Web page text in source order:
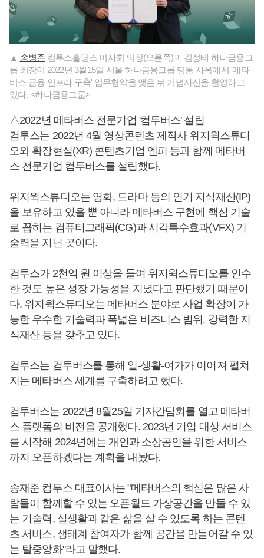
▲ 송병준 컴투스홀딩스 이사회 의장(오른쪽)과 김정태 하나금융그
룹 회장이 2022년 3월15일 서울 하나금융그룹 명동 사옥에서 '메타
버스 금융 인프라 구축' 업무협약을 맺은 뒤 기념사진을 촬영하고
있다. <하나금융그룹>
△2022년 메타버스 전문기업 '컴투버스' 설립
컴투스는 2022년 4월 영상콘텐츠 제작사 위지윅스튜디
오와 확장현실(XR) 콘텐츠기업 엔피 등과 함께 메타버
스 전문기업 컴투버스를 설립했다.
위지윅스튜디오는 영화, 드라마 등의 인기 지식재산(IP)
을 보유하고 있을 뿐 아니라 메타버스 구현에 핵심 기술
로 꼽히는 컴퓨터그래픽(CG)과 시각특수효과(VFX) 기
술력을 지닌 곳이다.
컴투스가 2천억 원 이상을 들여 위지윅스튜디오를 인수
한 것도 높은 성장 가능성을 지녔다고 판단했기 때문이
다. 위지윅스튜디오는 메타버스 분야로 사업 확장이 가
능한 우수한 기술력과 폭넓은 비즈니스 범위, 강력한 지
식재산 등을 갖추고 있다.
컴투스는 컴투버스를 통해 일-생활-여가가 이어져 펼쳐
지는 메타버스 세계를 구축하려고 했다.
컴투버스는 2022년 8월25일 기자간담회를 열고 메타버
스 플랫폼의 비전을 공개했다. 2023년 기업 대상 서비스
를 시작해 2024년에는 개인과 소상공인을 위한 서비스
까지 오픈하겠다는 계획을 내놨다.
송재준 컴투스 대표이사는 "메타버스의 핵심은 많은 사
람들이 함께할 수 있는 오픈월드 가상공간을 만들 수 있
는 기술력, 실생활과 같은 삶을 살 수 있도록 하는 콘텐
츠 서비스, 생태계 참여자가 함께 공간을 만들어갈 수 있
는 탈중앙화"라고 말했다.